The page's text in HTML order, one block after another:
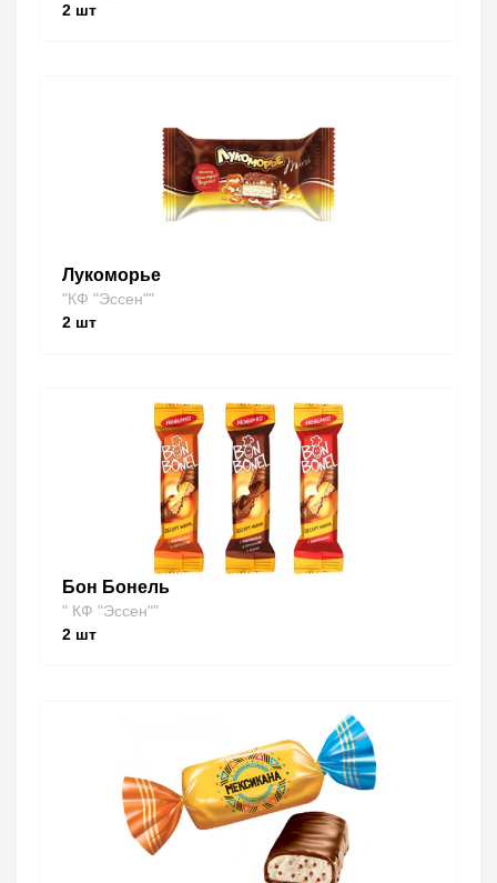
2 шт
Лукоморье
"КФ "Эссен""
2 шт
Бон Бонель
" КФ "Эссен""
2 шт